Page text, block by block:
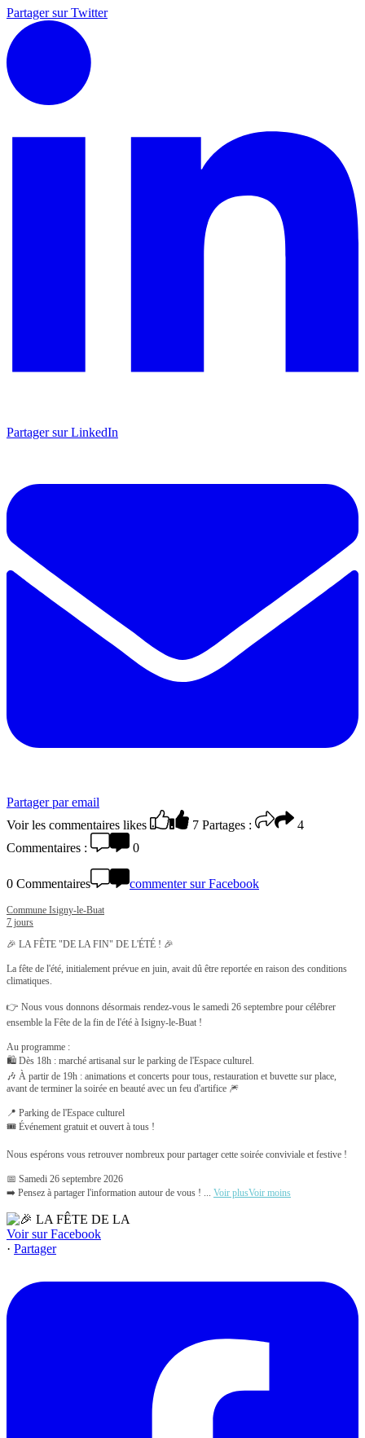
Partager sur Twitter
Partager sur LinkedIn
Partager par email
Voir les commentaires likes 7 Partages :
4
Commentaires :
0
0 Commentaires commenter sur Facebook
Commune Isigny-le-Buat
7 jours
🎉 LA FÊTE "DE LA FIN" DE L'ÉTÉ ! 🎉
La fête de l'été, initialement prévue en juin, avait dû être reportée en raison des conditions
climatiques.
👉 Nous vous donnons désormais rendez-vous le samedi 26 septembre pour célébrer
ensemble la Fête de la fin de l'été à Isigny-le-Buat !
Au programme :
🛍️ Dès 18h : marché artisanal sur le parking de l'Espace culturel.
🎶 À partir de 19h : animations et concerts pour tous, restauration et buvette sur place,
avant de terminer la soirée en beauté avec un feu d'artifice 🎆
📍 Parking de l'Espace culturel
🎟️ Événement gratuit et ouvert à tous !
Nous espérons vous retrouver nombreux pour partager cette soirée conviviale et festive !
📅 Samedi 26 septembre 2026
➡️ Pensez à partager l'information autour de vous ! ... Voir plusVoir moins
Voir sur Facebook
· Partager